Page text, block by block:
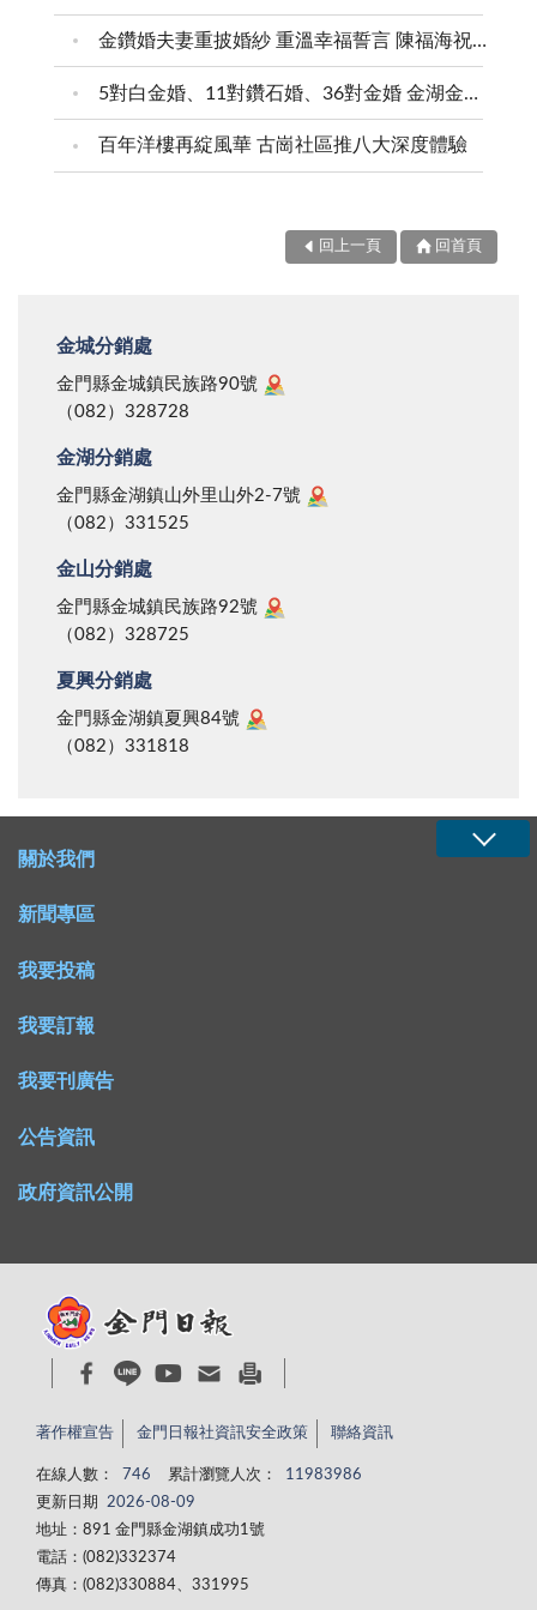
金鑽婚夫妻重披婚紗 重溫幸福誓言 陳福海祝福牽手半世紀 情深相守成典範
5對白金婚、11對鑽石婚、36對金婚 金湖金沙夫妻共享榮耀時刻 陳福海表揚金鑽婚夫妻 向半世紀相守家庭典範致敬
百年洋樓再綻風華 古崗社區推八大深度體驗
回上一頁 回首頁
金城分銷處
金門縣金城鎮民族路90號
（082）328728
金湖分銷處
金門縣金湖鎮山外里山外2-7號
（082）331525
金山分銷處
金門縣金城鎮民族路92號
（082）328725
夏興分銷處
金門縣金湖鎮夏興84號
（082）331818
關於我們
新聞專區
我要投稿
我要訂報
我要刊廣告
公告資訊
政府資訊公開
著作權宣告 金門日報社資訊安全政策 聯絡資訊
在線人數： 746 累計瀏覽人次：
11983986
更新日期
2026-08-09
地址：891 金門縣金湖鎮成功1號
電話：(082)332374
傳真：(082)330884、331995